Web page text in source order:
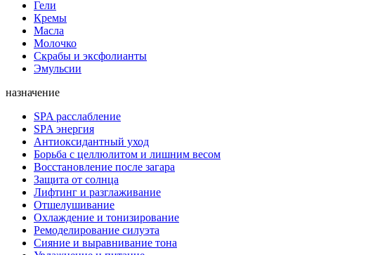
Гели
Кремы
Масла
Молочко
Скрабы и эксфолианты
Эмульсии
назначение
SPA расслабление
SPA энергия
Антиоксидантный уход
Борьба с целлюлитом и лишним весом
Восстановление после загара
Защита от солнца
Лифтинг и разглаживание
Отшелушивание
Охлаждение и тонизирование
Ремоделирование силуэта
Сияние и выравнивание тона